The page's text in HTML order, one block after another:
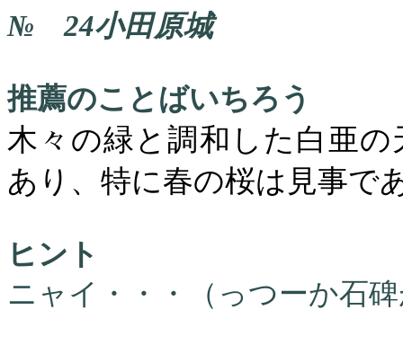
№24小田原城
推薦のことばいちろう
木々の緑と調和した白亜
あり、特に春の桜は見事で
ヒント
ニャイ・・・（っつーか石